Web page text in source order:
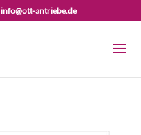
info@ott-antriebe.de